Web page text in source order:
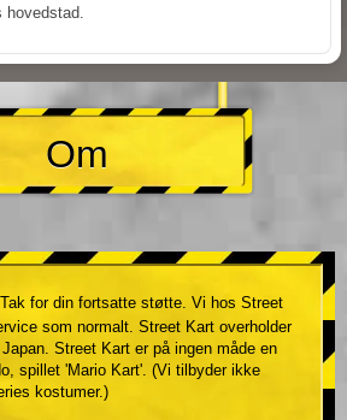
Om
Tak for din fortsatte støtte. Vi hos Street
som normalt. Street Kart overholder
Street Kart er på ingen måde en
spillet 'Mario Kart'. (Vi tilbyder ikke
kostumer.)